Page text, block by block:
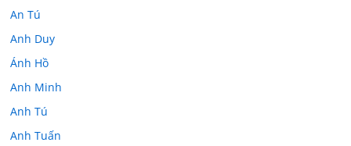
An Tú
Anh Duy
Ánh Hồ
Anh Minh
Anh Tú
Anh Tuấn